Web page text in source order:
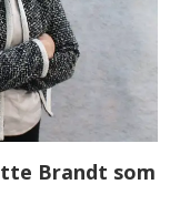
Brandt som